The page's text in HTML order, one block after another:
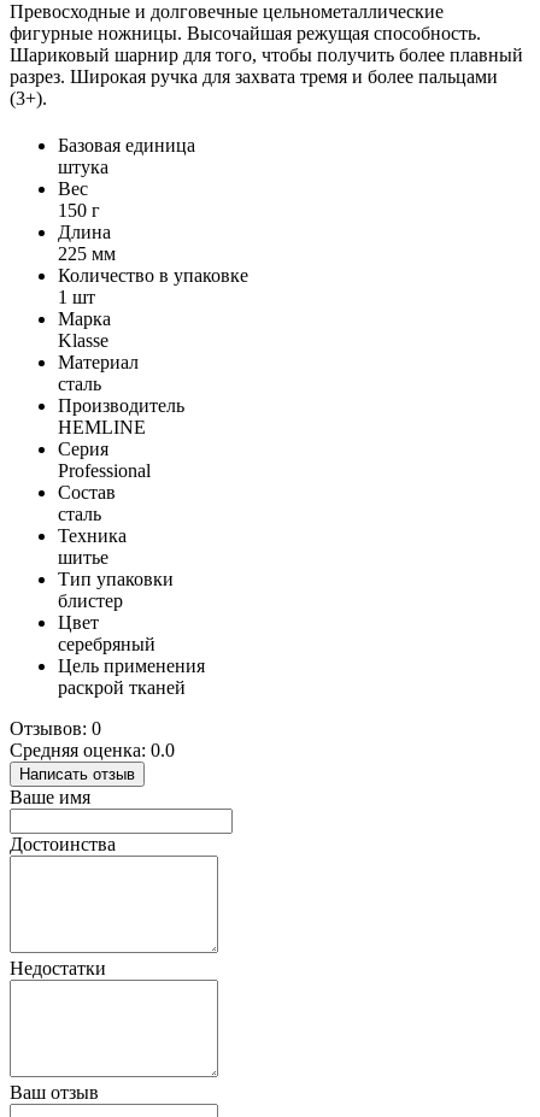
Превосходные и долговечные цельнометаллические
фигурные ножницы. Высочайшая режущая способность.
Шариковый шарнир для того, чтобы получить более плавный
разрез. Широкая ручка для захвата тремя и более пальцами
(3+).
Базовая единица
штука
Вес
150 г
Длина
225 мм
Количество в упаковке
1 шт
Марка
Klasse
Материал
сталь
Производитель
HEMLINE
Серия
Professional
Состав
сталь
Техника
шитье
Тип упаковки
блистер
Цвет
серебряный
Цель применения
раскрой тканей
Отзывов: 0
Средняя оценка: 0.0
Написать отзыв
Ваше имя
Достоинства
Недостатки
Ваш отзыв